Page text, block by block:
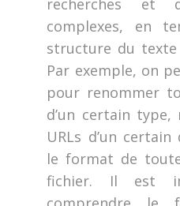
recherches et
complexes, en
structure du texte
Par exemple, on
pour renommer
d’un certain
URLs d’un
le format de
fichier. Il est